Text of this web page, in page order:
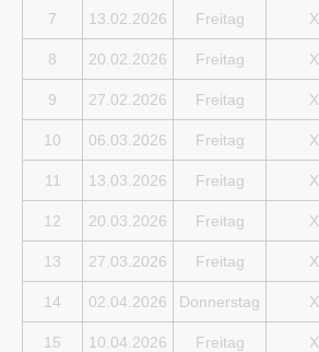
7 13.02.2026 Freitag X
8 20.02.2026 Freitag X
9 27.02.2026 Freitag X
10 06.03.2026 Freitag X
11 13.03.2026 Freitag X
12 20.03.2026 Freitag X
13 27.03.2026 Freitag X
14 02.04.2026 Donnerstag X
15 10.04.2026 Freitag X